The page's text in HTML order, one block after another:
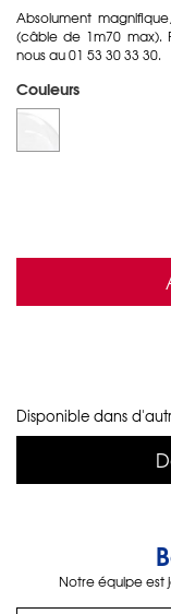
Absolument
(câble de 1m70 max).
nous au 01 53 30 33 30.
Couleurs
Disponible dans
Notre équipe est